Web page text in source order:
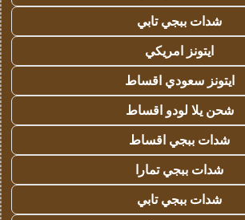
شدات ببجي تابي
ايتونز امريكي
ايتونز سعودي اقساط
شحن يلا لودو اقساط
شدات ببجي اقساط
شدات ببجي تمارا
شدات ببجي تابي